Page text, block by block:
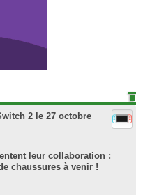
2 le 27 octobre
leur collaboration :
chaussures à venir !